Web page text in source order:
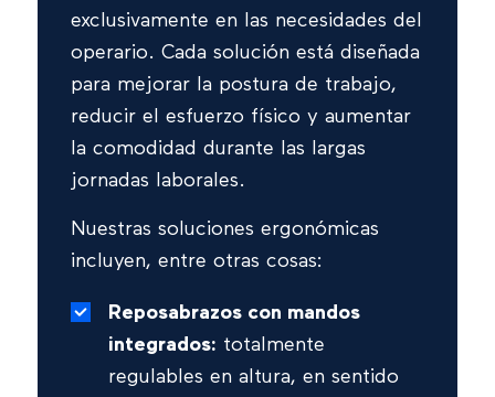
exclusivamente en las necesidades del
operario. Cada solución está diseñada
para mejorar la postura de trabajo,
reducir el esfuerzo físico y aumentar
la comodidad durante las largas
jornadas laborales.
Nuestras soluciones ergonómicas
incluyen, entre otras cosas:
Reposabrazos con mandos
integrados: totalmente
regulables en altura, en sentido